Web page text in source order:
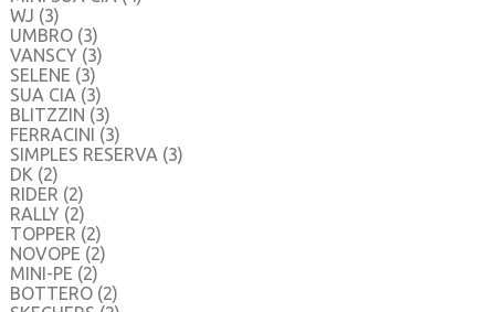
WJ (3)
UMBRO (3)
VANSCY (3)
SELENE (3)
SUA CIA (3)
BLITZZIN (3)
FERRACINI (3)
SIMPLES RESERVA (3)
DK (2)
RIDER (2)
RALLY (2)
TOPPER (2)
NOVOPE (2)
MINI-PE (2)
BOTTERO (2)